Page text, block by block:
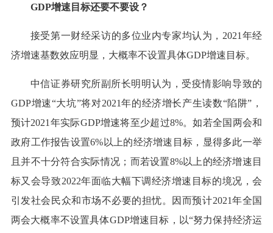
GDP增速目标还要不要设？
接受第一财经采访的多位业内专家均认为，2021年经
济增速基数效应明显，大概率不设置具体GDP增速目标。
中信证券研究所副所长明明认为，受疫情影响导致的
GDP增速“大坑”将对2021年的经济增长产生读数“陷阱”，
预计2021年实际GDP增速将至少超过8%。如若全国两会和
政府工作报告设置6%以上的经济增速目标，显得多此一举
且并不十分符合实际情况；而若设置8%以上的经济增速目
标又会导致2022年面临大幅下调经济增速目标的境况，会
引发社会民众和市场不必要的担忧。因而预计2021年全国
两会大概率不设置具体GDP增速目标，以“努力保持经济运